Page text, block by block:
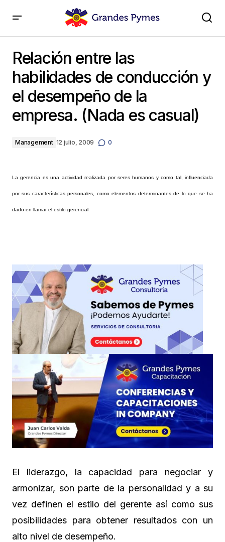
desempeño de la empresa. (Nada es casual)
Relación entre las
habilidades de conducción y
el desempeño de la
empresa. (Nada es casual)
Management 12 julio, 2009 0
La gerencia es una actividad realizada por seres humanos y como tal, influenciada
por sus características personales, como elementos determinantes de lo que se ha
dado en llamar el estilo gerencial.
El liderazgo, la capacidad para negociar y
armonizar, son parte de la personalidad y a su
vez definen el estilo del gerente así como sus
posibilidades para obtener resultados con un
alto nivel de desempeño.